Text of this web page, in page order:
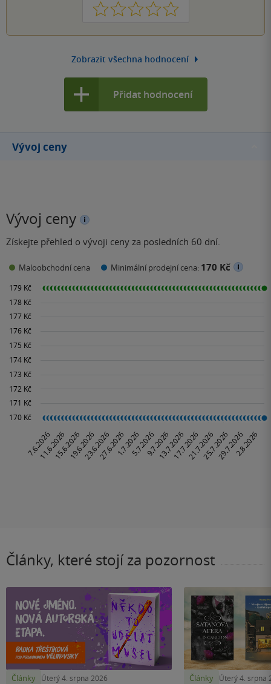
1 2 3 4 5
Zobrazit všechna hodnocení
Přidat hodnocení
Vývoj ceny
Vývoj ceny
Získejte přehled o vývoji ceny za posledních 60 dní.
Maloobchodní cena Minimální prodejní cena: 170 Kč
Články, které stojí za pozornost
Články Úterý 4. srpna 2026 Články Úterý 4. srpna